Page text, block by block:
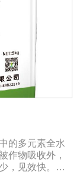
的多元素全水
作物吸收外，
，见效快。用